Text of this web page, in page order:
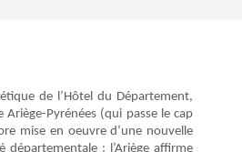
de l’Hôtel du Département,
Pyrénées (qui passe le cap
mise en oeuvre d’une nouvelle
départementale : l’Ariège affirme